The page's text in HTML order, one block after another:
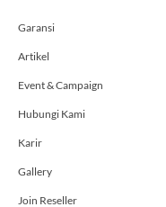
f
Garansi
Artikel
Event & Campaign
Hubungi Kami
Karir
Gallery
Join Reseller